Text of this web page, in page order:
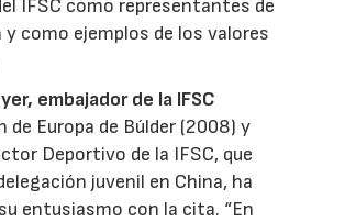
IFSC como representantes de
y como ejemplos de los valores
embajador de la IFSC
de Europa de Búlder (2008) y
Deportivo de la IFSC, que
juvenil en China, ha
entusiasmo con la cita. “En